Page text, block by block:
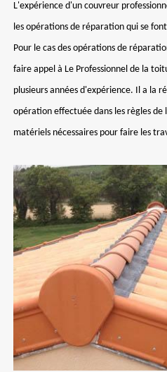
L'expérience d'un couvreur
les opérations de réparation qui se
Pour le cas des opérations de
faire appel à Le Professionnel de la
plusieurs années d'expérience. Il a la
opération effectuée dans les règles
matériels nécessaires pour faire les